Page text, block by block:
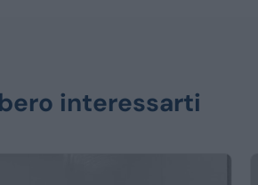
interessarti